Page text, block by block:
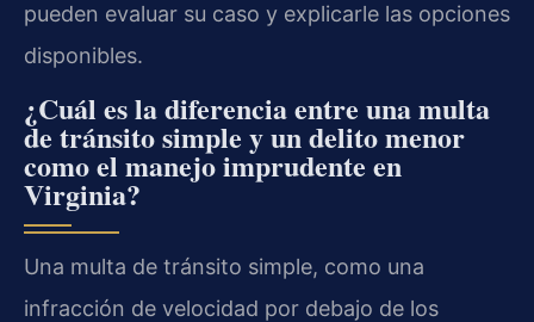
pueden evaluar su caso y explicarle las opciones
disponibles.
¿Cuál es la diferencia entre una multa
de tránsito simple y un delito menor
como el manejo imprudente en
Virginia?
Una multa de tránsito simple, como una
infracción de velocidad por debajo de los